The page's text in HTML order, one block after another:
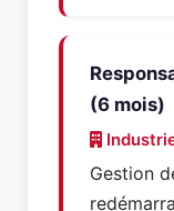
(6 mois)
Gestion